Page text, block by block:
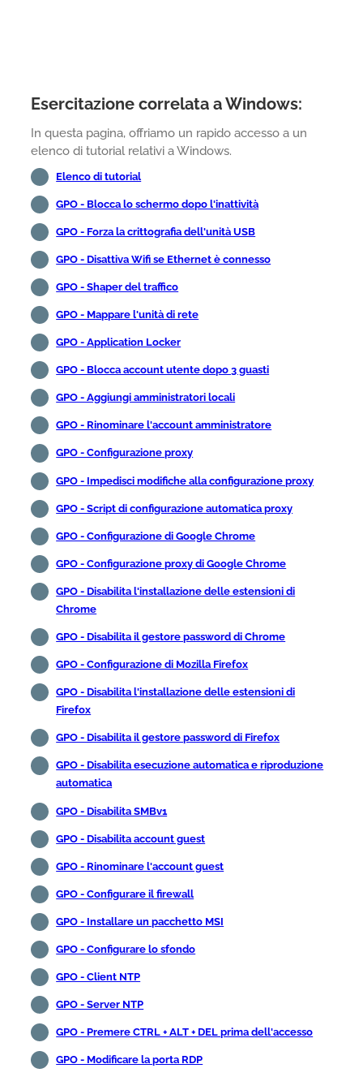
Esercitazione correlata a Windows:
In questa pagina, offriamo un rapido accesso a un
elenco di tutorial relativi a Windows.
Elenco di tutorial
GPO - Blocca lo schermo dopo l'inattività
GPO - Forza la crittografia dell'unità USB
GPO - Disattiva Wifi se Ethernet è connesso
GPO - Shaper del traffico
GPO - Mappare l'unità di rete
GPO - Application Locker
GPO - Blocca account utente dopo 3 guasti
GPO - Aggiungi amministratori locali
GPO - Rinominare l'account amministratore
GPO - Configurazione proxy
GPO - Impedisci modifiche alla configurazione proxy
GPO - Script di configurazione automatica proxy
GPO - Configurazione di Google Chrome
GPO - Configurazione proxy di Google Chrome
GPO - Disabilita l'installazione delle estensioni di
Chrome
GPO - Disabilita il gestore password di Chrome
GPO - Configurazione di Mozilla Firefox
GPO - Disabilita l'installazione delle estensioni di
Firefox
GPO - Disabilita il gestore password di Firefox
GPO - Disabilita esecuzione automatica e riproduzione
automatica
GPO - Disabilita SMBv1
GPO - Disabilita account guest
GPO - Rinominare l'account guest
GPO - Configurare il firewall
GPO - Installare un pacchetto MSI
GPO - Configurare lo sfondo
GPO - Client NTP
GPO - Server NTP
GPO - Premere CTRL + ALT + DEL prima dell'accesso
GPO - Modificare la porta RDP